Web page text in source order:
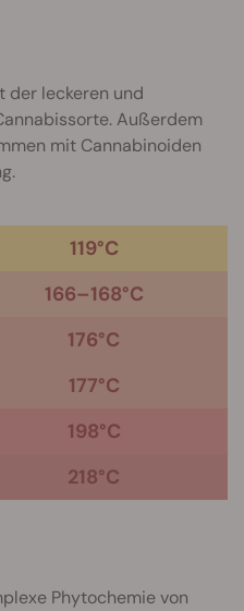
der leckeren und
Außerdem
mit Cannabinoiden
119°C
166–168°C
176°C
177°C
198°C
218°C
Phytochemie von